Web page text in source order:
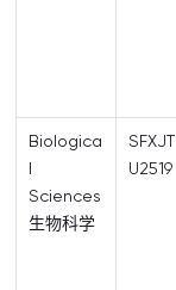
Biologica
l
Sciences
生物科学
SFXJT
U2519